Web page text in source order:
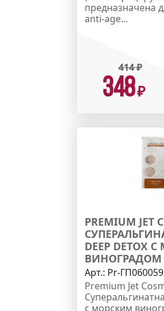
предназначена
anti-age...
414₽
348₽
PREMIUM JET
DEEP DETOX
ВИНОГРАДОМ
Арт.: Pr-ГП060059
Premium Jet
с морским